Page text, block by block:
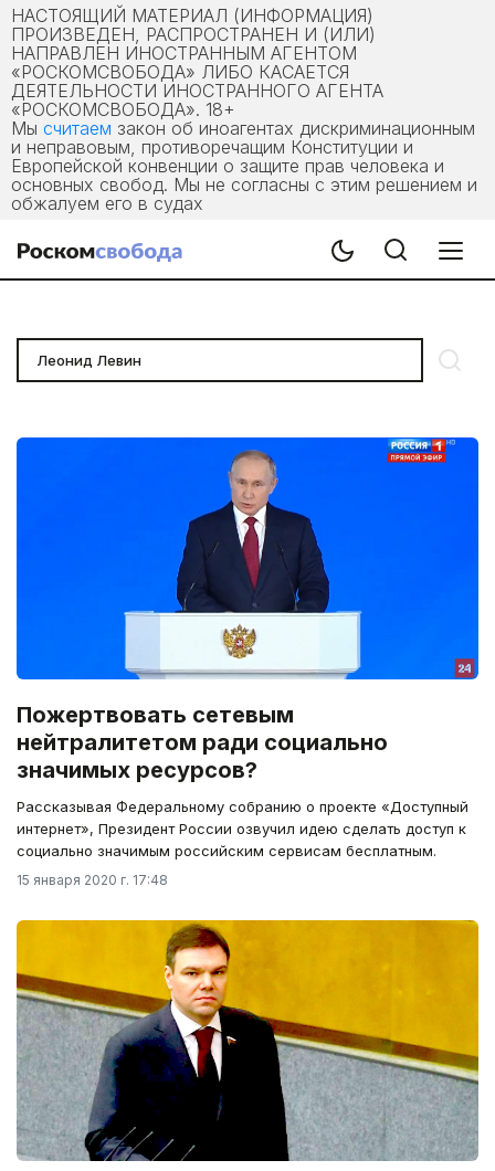
НАСТОЯЩИЙ МАТЕРИАЛ (ИНФОРМАЦИЯ)
ПРОИЗВЕДЕН, РАСПРОСТРАНЕН И (ИЛИ)
НАПРАВЛЕН ИНОСТРАННЫМ АГЕНТОМ
«РОСКОМСВОБОДА» ЛИБО КАСАЕТСЯ
ДЕЯТЕЛЬНОСТИ ИНОСТРАННОГО АГЕНТА
«РОСКОМСВОБОДА». 18+
Мы считаем закон об иноагентах дискриминационным
и неправовым, противоречащим Конституции и
Европейской конвенции о защите прав человека и
основных свобод. Мы не согласны с этим решением и
обжалуем его в судах
Пожертвовать сетевым
нейтралитетом ради социально
значимых ресурсов?
Рассказывая Федеральному собранию о проекте «Доступный
интернет», Президент России озвучил идею сделать доступ к
социально значимым российским сервисам бесплатным.
15 января 2020 г. 17:48